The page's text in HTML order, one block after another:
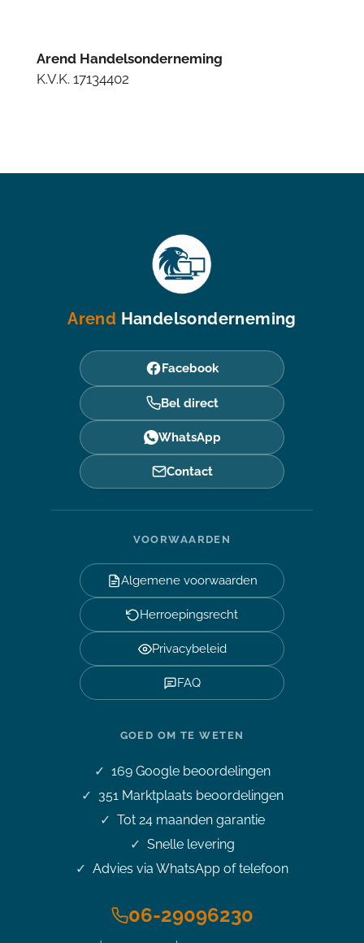
Arend Handelsonderneming
K.V.K. 17134402
Arend Handelsonderneming
Facebook
Bel direct
WhatsApp
Contact
VOORWAARDEN
Algemene voorwaarden
Herroepingsrecht
Privacybeleid
FAQ
GOED OM TE WETEN
169Google beoordelingen
351Marktplaats beoordelingen
Tot 24 maanden garantie
Snelle levering
Advies via WhatsApp of telefoon
06-29096230